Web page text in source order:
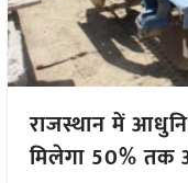
राजस्थान में
मिलेगा 50%